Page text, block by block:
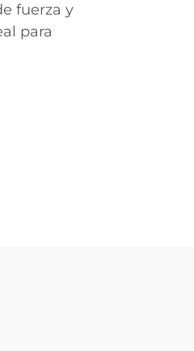
fuerza y
para